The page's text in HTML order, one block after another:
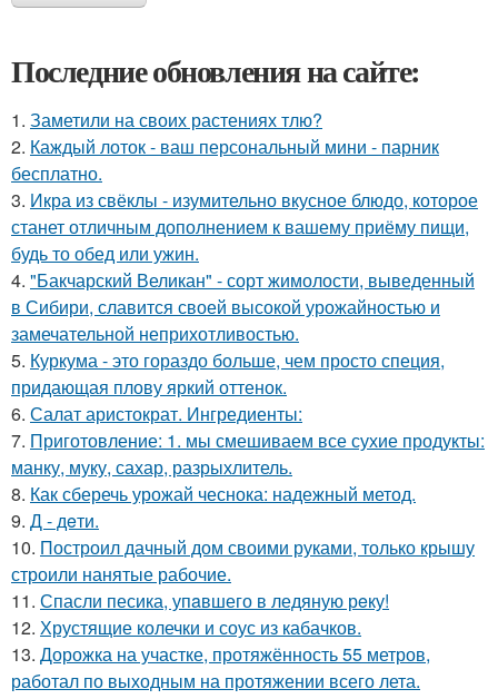
Последние обновления на сайте:
1. Заметили на своих растениях тлю?
2. Каждый лоток - ваш персональный мини - парник
бесплатно.
3. Икра из свёклы - изумительно вкусное блюдо, которое
станет отличным дополнением к вашему приёму пищи,
будь то обед или ужин.
4. "Бакчарский Великан" - сорт жимолости, выведенный
в Сибири, славится своей высокой урожайностью и
замечательной неприхотливостью.
5. Куркума - это гораздо больше, чем просто специя,
придающая плову яркий оттенок.
6. Салат аристократ. Ингредиенты:
7. Приготовление: 1. мы смешиваем все сухие продукты:
манку, муку, сахар, разрыхлитель.
8. Как сберечь урожай чеснока: надежный метод.
9. Д - дeти.
10. Построил дачный дом своими руками, только крышу
строили нанятые рабочие.
11. Спасли песика, упaвшего в ледяную рeку!
12. Хрустящие колечки и соус из кабачков.
13. Дорожка на участке, протяжённость 55 метров,
работал по выходным на протяжении всего лета.